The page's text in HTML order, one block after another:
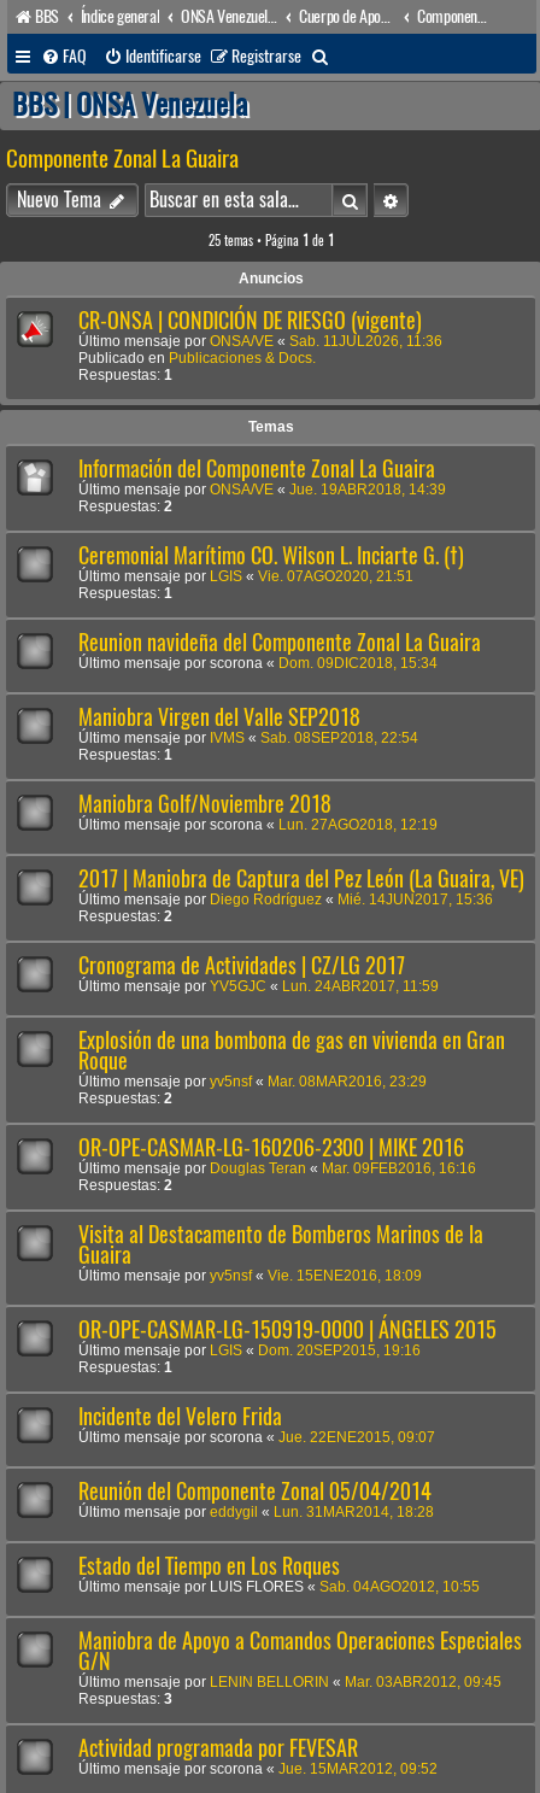
BBS Índice general
FAQ
Identificarse Registrarse
u
a
r
BBS | ONSA Venezuela
Componente Zonal La Guaira
Nuevo Tema BuscarBúsqueda avanzada
25 temas • Página 1 de 1
Anuncios
CR-ONSA | CONDICIÓN DE RIESGO (vigente)
Último mensaje por ONSA/VE « Sab. 11JUL2026, 11:36
Publicado en Publicaciones & Docs.
Respuestas: 1
Temas
Información del Componente Zonal La Guaira
Último mensaje por ONSA/VE « Jue. 19ABR2018, 14:39
Respuestas: 2
Ceremonial Marítimo CO. Wilson L. Inciarte G. (†)
Último mensaje por LGIS « Vie. 07AGO2020, 21:51
Respuestas: 1
Reunion navideña del Componente Zonal La Guaira
Último mensaje por scorona « Dom. 09DIC2018, 15:34
Maniobra Virgen del Valle SEP2018
Último mensaje por IVMS « Sab. 08SEP2018, 22:54
Respuestas: 1
Maniobra Golf/Noviembre 2018
Último mensaje por scorona « Lun. 27AGO2018, 12:19
2017 | Maniobra de Captura del Pez León (La Guaira, VE)
Último mensaje por Diego Rodríguez « Mié. 14JUN2017, 15:36
Respuestas: 2
Cronograma de Actividades | CZ/LG 2017
Último mensaje por YV5GJC « Lun. 24ABR2017, 11:59
Explosión de una bombona de gas en vivienda en Gran
Roque
Último mensaje por yv5nsf« Mar. 08MAR2016, 23:29
Respuestas: 2
OR-OPE-CASMAR-LG-160206-2300 | MIKE 2016
Último mensaje por Douglas Teran « Mar. 09FEB2016, 16:16
Respuestas: 2
Visita al Destacamento de Bomberos Marinos de la
Guaira
Último mensaje por yv5nsf« Vie. 15ENE2016, 18:09
OR-OPE-CASMAR-LG-150919-0000 | ÁNGELES 2015
Último mensaje por LGIS « Dom. 20SEP2015, 19:16
Respuestas: 1
Incidente del Velero Frida
Último mensaje por scorona « Jue. 22ENE2015, 09:07
Reunión del Componente Zonal 05/04/2014
Último mensaje por eddygil « Lun. 31MAR2014, 18:28
Estado del Tiempo en Los Roques
Último mensaje por LUIS FLORES « Sab. 04AGO2012, 10:55
Maniobra de Apoyo a Comandos Operaciones Especiales
G/N
Último mensaje por LENIN BELLORIN « Mar. 03ABR2012, 09:45
Respuestas: 3
Actividad programada por FEVESAR
Último mensaje por scorona « Jue. 15MAR2012, 09:52